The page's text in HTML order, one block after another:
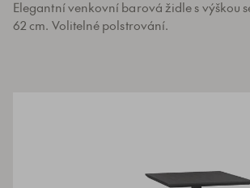
Elegantní venkovní barová židle s výškou
62 cm. Volitelné polstrování.